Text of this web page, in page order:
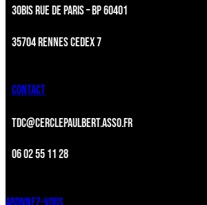
30BIS RUE DE PARIS – BP 60401
35704 RENNES CEDEX 7
CONTACT
TDC@CERCLEPAULBERT.ASSO.FR
06 02 55 11 28